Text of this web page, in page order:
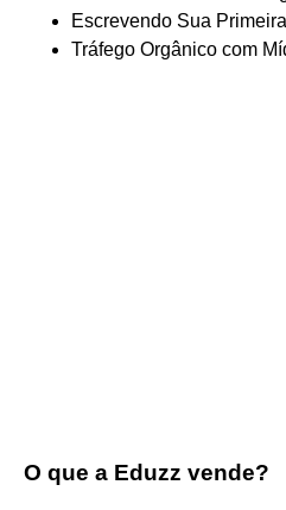
Escrevendo Sua
Tráfego Orgânico com
O que a Eduzz vende?